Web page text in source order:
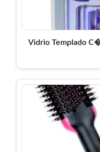
Vidrio Templado